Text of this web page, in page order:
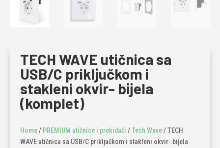
TECH WAVE utičnica sa
USB/C priključkom i
stakleni okvir- bijela
(komplet)
Home/ PREMIUM utičnice i prekidači /Tech Wave/ TECH
WAVE utičnica sa USB/C priključkom i stakleni okvir- bijela